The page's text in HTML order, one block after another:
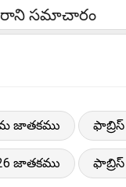
సమాచారం
జాతకము
జాతకము